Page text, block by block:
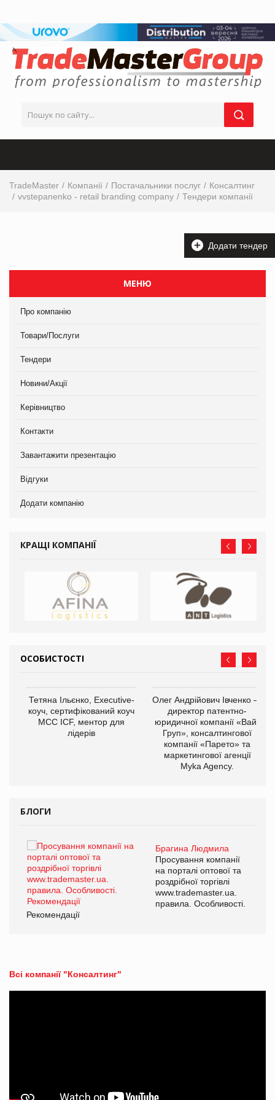
TradeMaster Компанії Постачальники послуг
Консалтинг
vvstepanenko - retail branding company
Тендери компанії
Додати тендер
МЕНЮ
Про компанію
Товари/Послуги
Тендери
Новини/Акції
Керівництво
Контакти
Завантажити презентацію
Відгуки
Додати компанію
КРАЩІ КОМПАНІЇ
ОСОБИСТОСТІ
Тетяна Ільєнко, Executive-
коуч, сертифікований коуч
МСС ICF, ментор для
лідерів
Олег Андрійович Івченко —
директор патентно-
юридичної компанії «Вайз
Груп», консалтингової
компанії «Парето» та
маркетингової агенції
Myka Agency.
БЛОГИ
Брагина Людмила
Просування компанії
на порталі оптової та
роздрібної торгівлі
www.trademaster.ua.
правила. Особливості.
Рекомендації
Всі компанії "Консалтинг"